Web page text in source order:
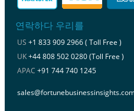
연락하다 우리를
US +1 833 909 2966 ( Toll Free )
UK+44 808 502 0280 (Toll Free )
APAC +91 744 740 1245